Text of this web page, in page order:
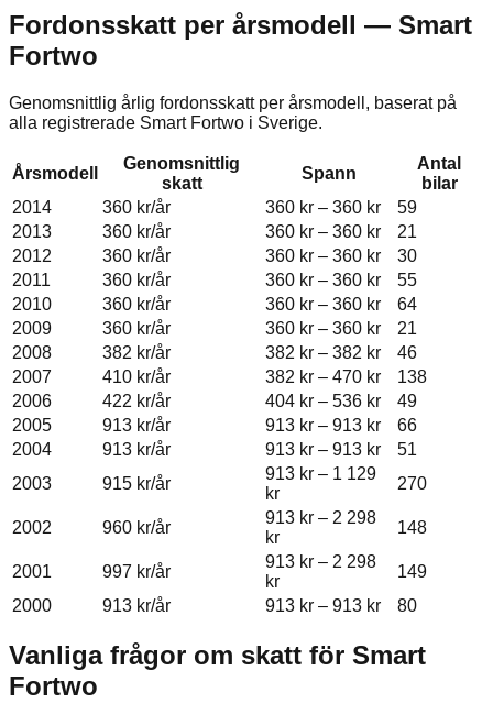
Fordonsskatt per årsmodell — Smart
Fortwo
Genomsnittlig årlig fordonsskatt per årsmodell, baserat på
alla registrerade Smart Fortwo i Sverige.
Årsmodell
Genomsnittlig
skatt
Spann
Antal
bilar
2014
360 kr/år 360 kr – 360 kr
59
2013
360 kr/år 360 kr – 360 kr
21
2012
360 kr/år 360 kr – 360 kr
30
2011
360 kr/år 360 kr – 360 kr
55
2010
360 kr/år 360 kr – 360 kr
64
2009
360 kr/år 360 kr – 360 kr
21
2008
382 kr/år 382 kr – 382 kr
46
2007
410 kr/år 382 kr – 470 kr
138
2006
422 kr/år 404 kr – 536 kr
49
2005
913 kr/år 913 kr – 913 kr
66
2004
913 kr/år 913 kr – 913 kr
51
2003
915 kr/år
913 kr – 1 129
kr
270
2002 960 kr/år
913 kr – 2 298
kr
148
2001 997 kr/år
913 kr – 2 298
kr
149
2000
913 kr/år 913 kr – 913 kr 80
Vanliga frågor om skatt för Smart
Fortwo